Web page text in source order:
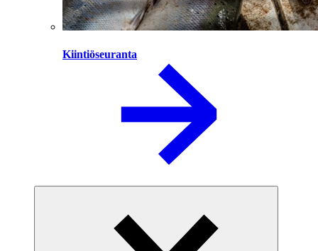
Kiintiöseuranta